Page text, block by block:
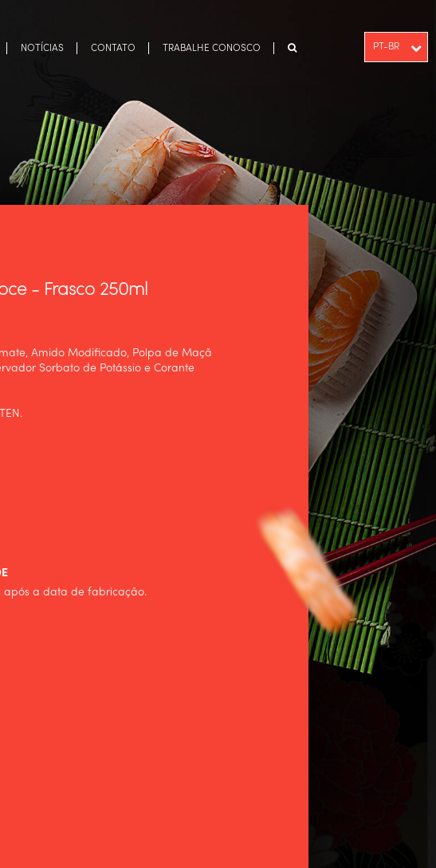
NOTÍCIAS CONTATO TRABALHE CONOSCO PT-BR
- Frasco 250ml
Amido Modificado, Polpa de Maçã
Sorbato de Potássio e Corante
após a data de fabricação.